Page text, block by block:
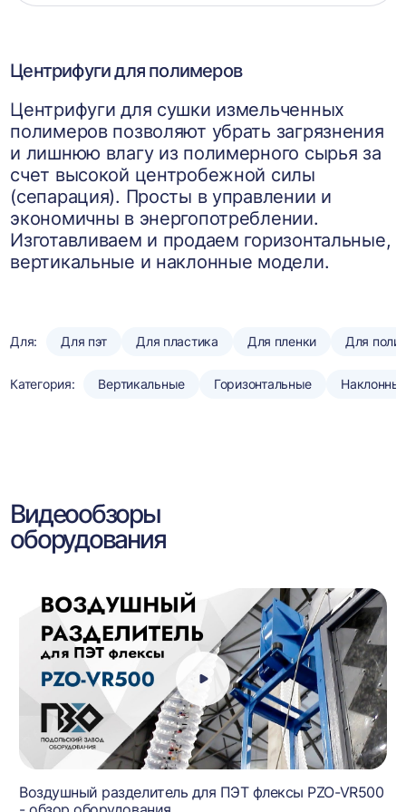
Центрифуги для полимеров
Центрифуги для сушки измельченных
полимеров позволяют убрать загрязнения
и лишнюю влагу из полимерного сырья за
счет высокой центробежной силы
(сепарация). Просты в управлении и
экономичны в энергопотреблении.
Изготавливаем и продаем горизонтальные,
вертикальные и наклонные модели.
Для: Для пэт Для пластика Для пленки Для
Категория: Вертикальные Горизонтальные
Видеообзоры
оборудования
Воздушный разделитель для ПЭТ флексы PZO-VR500